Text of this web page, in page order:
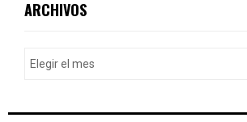
h
ARCHIVOS